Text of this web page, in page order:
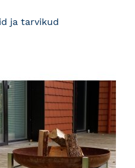
ja tarvikud